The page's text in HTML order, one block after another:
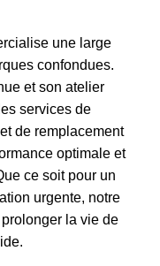
une large
confondues.
et son atelier
services de
de remplacement
optimale et
ce soit pour un
urgente, notre
la vie de